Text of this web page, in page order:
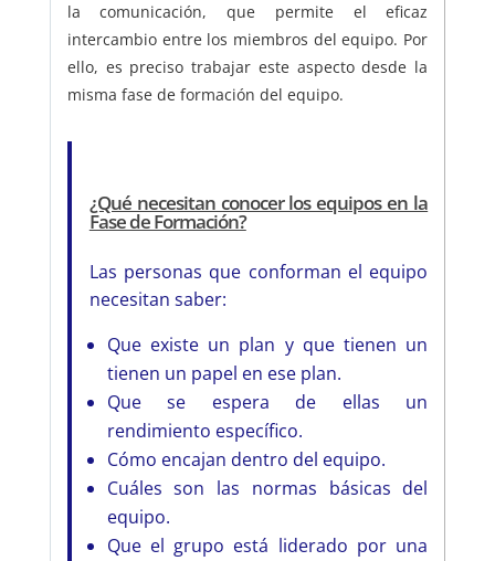
la comunicación, que permite el eficaz
intercambio entre los miembros del equipo. Por
ello, es preciso trabajar este aspecto desde la
misma fase de formación del equipo.
¿Qué necesitan conocer los equipos en la
Fase de Formación?
Las personas que conforman el equipo
necesitan saber:
Que existe un plan y que tienen un
tienen un papel en ese plan.
Que se espera de ellas un
rendimiento específico.
Cómo encajan dentro del equipo.
Cuáles son las normas básicas del
equipo.
Que el grupo está liderado por una